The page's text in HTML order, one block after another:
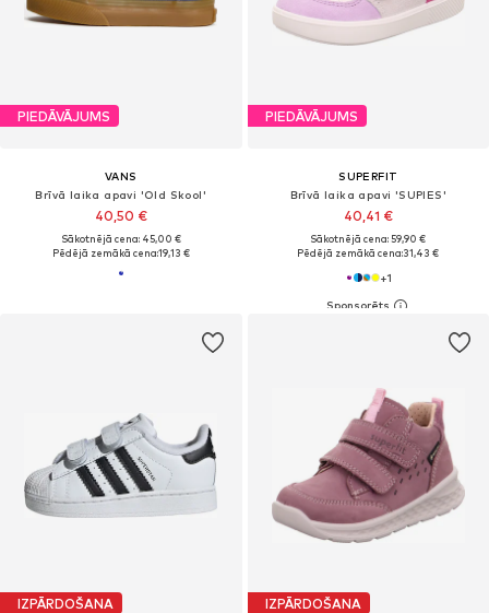
PIEDĀVĀJUMS
VANS
Brīvā laika apavi 'Old Skool'
40,50 €
Sākotnējā cena: 45,00 €
Pēdējā zemākā cena:19,13 €
PIEDĀVĀJUMS
SUPERFIT
Brīvā laika apavi 'SUPIES'
40,41 €
Sākotnējā cena: 59,90 €
Pēdējā zemākā cena:31,43 €
+1
IZPĀRDOŠANA IZPĀRDOŠANA